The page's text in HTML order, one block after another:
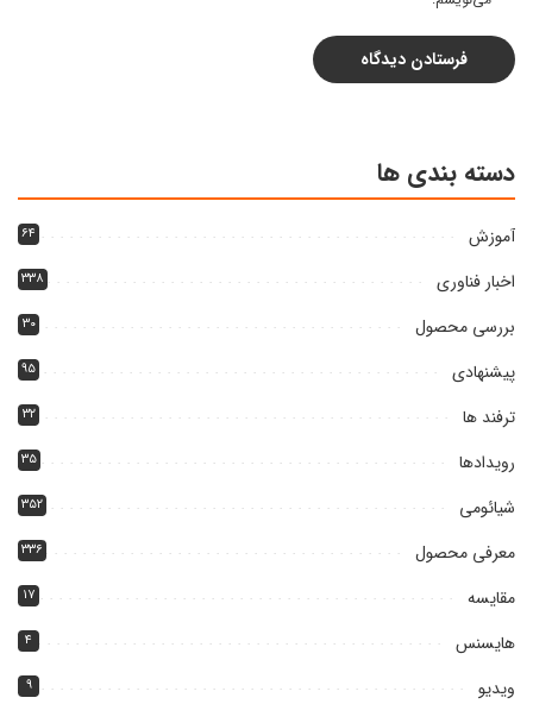
دسته بندی ها
آموزش ۶۴
اخبار فناوری ۳۳۸
بررسی محصول ۳۰
پیشنهادی ۹۵
ترفند ها ۳۲
رویدادها ۳۵
شیائومی ۳۵۲
معرفی محصول ۳۳۶
مقایسه ۱۷
هایسنس ۴
ویدیو ۹